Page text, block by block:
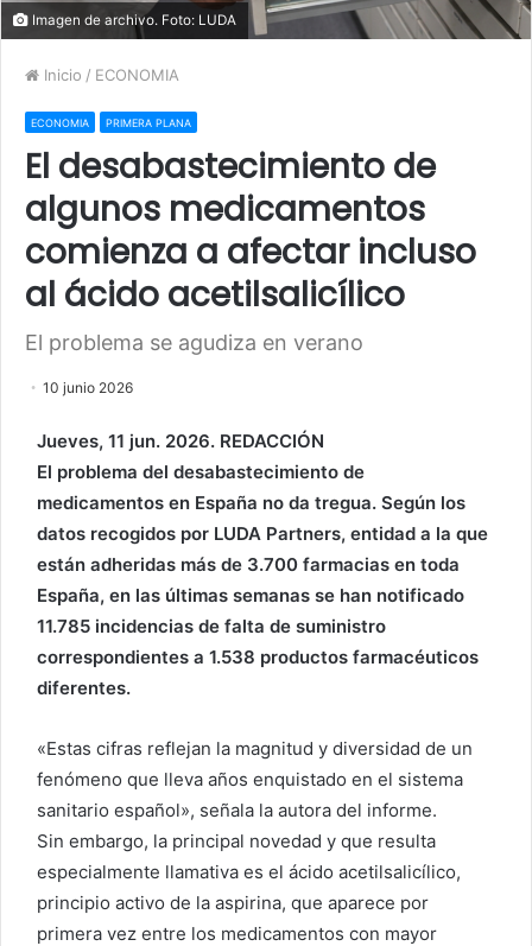
Imagen de archivo. Foto: LUDA
Inicio / ECONOMIA
ECONOMIA PRIMERA PLANA
El desabastecimiento de
algunos medicamentos
comienza a afectar incluso
al ácido acetilsalicílico
El problema se agudiza en verano
10 junio 2026
Jueves, 11 jun. 2026. REDACCIÓN
El problema del desabastecimiento de
medicamentos en España no da tregua. Según los
datos recogidos por LUDA Partners, entidad a la que
están adheridas más de 3.700 farmacias en toda
España, en las últimas semanas se han notificado
11.785 incidencias de falta de suministro
correspondientes a 1.538 productos farmacéuticos
diferentes.
«Estas cifras reflejan la magnitud y diversidad de un
fenómeno que lleva años enquistado en el sistema
sanitario español», señala la autora del informe.
Sin embargo, la principal novedad y que resulta
especialmente llamativa es el ácido acetilsalicílico,
principio activo de la aspirina, que aparece por
primera vez entre los medicamentos con mayor